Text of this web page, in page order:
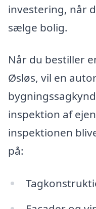
investering, når
sælge bolig.
Når du bestiller
Øsløs, vil en
inspektion af
inspektionen
på: